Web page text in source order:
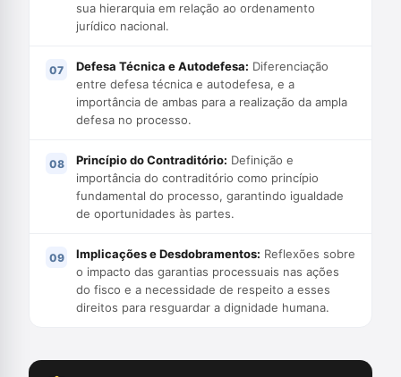
sua hierarquia em relação ao ordenamento
jurídico nacional.
Defesa Técnica e Autodefesa: Diferenciação
entre defesa técnica e autodefesa, e a
importância de ambas para a realização da ampla
defesa no processo.
Princípio do Contraditório: Definição e
importância do contraditório como princípio
fundamental do processo, garantindo igualdade
de oportunidades às partes.
Implicações e Desdobramentos: Reflexões sobre
o impacto das garantias processuais nas ações
do fisco e a necessidade de respeito a esses
direitos para resguardar a dignidade humana.